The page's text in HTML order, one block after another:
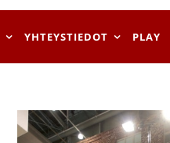
YHTEYSTIEDOT PLAY